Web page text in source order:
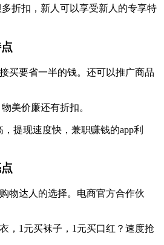
折扣，新人可以享受新人的专享特
买要省一半的钱。还可以推广商品
美价廉还有折扣。
提现速度快，兼职赚钱的app利
物达人的选择。电商官方合作伙
，1元买袜子，1元买口红？速度抢